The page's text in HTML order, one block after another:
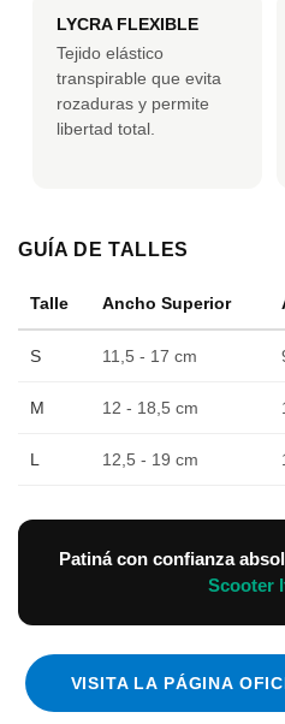
LYCRA FLEXIBLE
Tejido elástico
transpirable que evita
rozaduras y permite
libertad total.
GUÍA DE TALLES
Talle Ancho Superior
S 11,5 - 17 cm
M 12 - 18,5 cm
L 12,5 - 19 cm
Patiná con confianza
Scooter
VISITA LA PÁGINA